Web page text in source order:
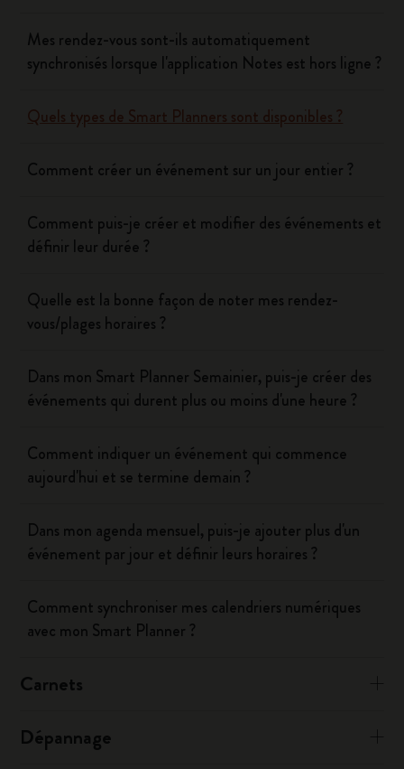
Mes rendez-vous sont-ils automatiquement
synchronisés lorsque l'application Notes est hors ligne ?
Quels types de Smart Planners sont disponibles ?
Comment créer un événement sur un jour entier ?
Comment puis-je créer et modifier des événements et
définir leur durée ?
Quelle est la bonne façon de noter mes rendez-
vous/plages horaires ?
Dans mon Smart Planner Semainier, puis-je créer des
événements qui durent plus ou moins d'une heure ?
Comment indiquer un événement qui commence
aujourd'hui et se termine demain ?
Dans mon agenda mensuel, puis-je ajouter plus d'un
événement par jour et définir leurs horaires ?
Comment synchroniser mes calendriers numériques
avec mon Smart Planner ?
Carnets
Dépannage